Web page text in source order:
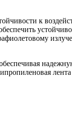
к
лента